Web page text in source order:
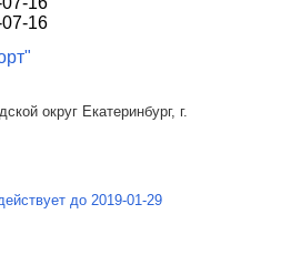
16
округ Екатеринбург, г.
до 2019-01-29